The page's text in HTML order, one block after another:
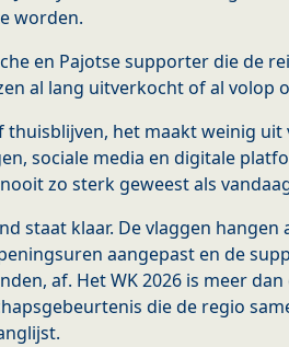
worden.
en Pajotse supporter die de
al lang uitverkocht of al volop
thuisblijven, het maakt weinig uit
sociale media en digitale
zo sterk geweest als
staat klaar. De vlaggen hangen
aangepast en de
af. Het WK 2026 is meer
die de regio